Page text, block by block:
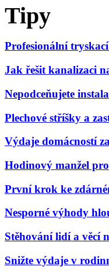
Tipy
Profesionální
Jak řešit kanalizaci
Nepodceňujete
Plechové stříšky a
Výdaje domácností
Hodinový manžel
První krok ke
Nesporné výhody
Stěhování lidí a věcí
Snižte výdaje v